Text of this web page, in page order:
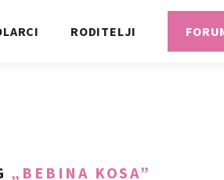
RODITELJI
„BEBINA KOSA”